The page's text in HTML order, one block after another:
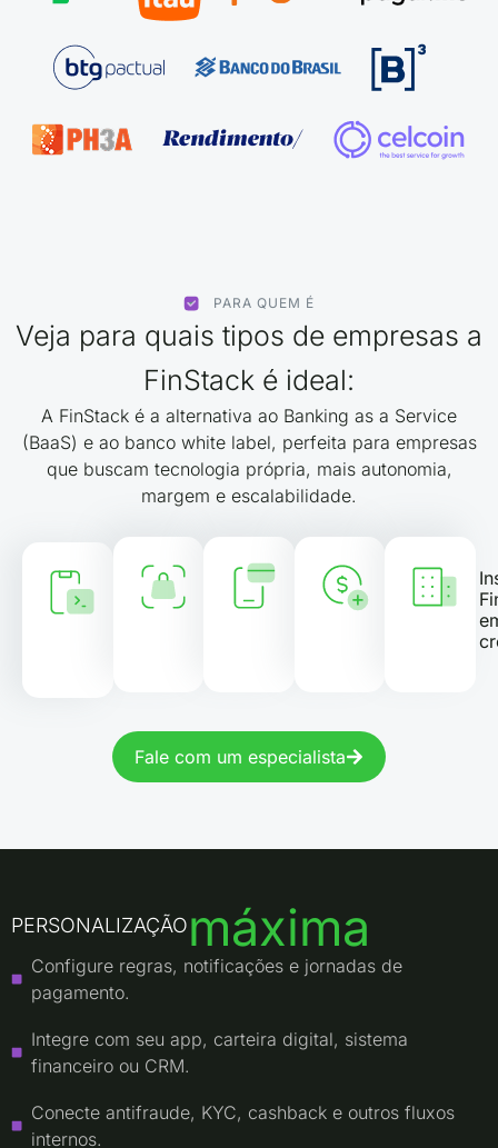
PARA QUEM É
Veja para quais tipos de empresas a
FinStack é ideal:
A FinStack é a alternativa ao Banking as a Service
(BaaS) e ao banco white label, perfeita para empresas
que buscam tecnologia própria, mais autonomia,
margem e escalabilidade.
Fintechs
Marketplaces
e E-
Adquirentes e
Subadquirentes
SCDs,
FIDCs
Fale com um especialista
PERSONALIZAÇÃOmáxima
Configure regras, notificações e jornadas de
pagamento.
Integre com seu app, carteira digital, sistema
financeiro ou CRM.
Conecte antifraude, KYC, cashback e outros fluxos
internos.